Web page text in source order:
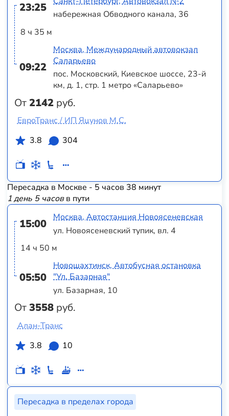
23:25
8 ч 35 м
09:22
От2142 руб.
набережная Обводного канала, 36
Москва, Международный автовокзал
Саларьево
пос. Московский, Киевское шоссе, 23-й
км, д. 1, стр. 1 метро «Саларьево»
ЕвроТранс / ИП Яцунов М.С.
3.8
304
Пересадка в Москве - 5 часов 38 минут
1 день 5 часовв пути
15:00
14 ч 50 м
05:50
От3558 руб.
Москва, Автостанция Новоясеневская
ул. Новоясеневский тупик, вл. 4
Новошахтинск, Автобусная остановка
"Ул. Базарная"
ул. Базарная, 10
Алан-Транс
3.8
10
Пересадка в пределах города